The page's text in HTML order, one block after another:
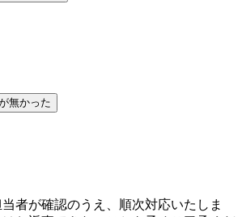
無かった
者が確認のうえ、順次対応いたしま